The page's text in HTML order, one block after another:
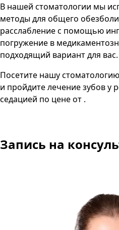
В нашей стоматологии мы
методы для общего
расслабление с помощью
погружение в
подходящий вариант для вас.
Посетите нашу
и пройдите лечение зубов у
седацией по цене от .
Запись на